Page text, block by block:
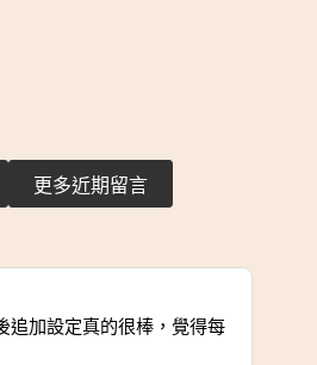
更多近期留言
追加設定真的很棒，覺得每